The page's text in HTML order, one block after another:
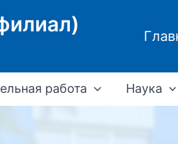
работа Наука